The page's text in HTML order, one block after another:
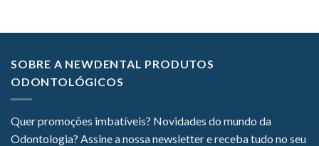
SOBRE A NEWDENTAL PRODUTOS
ODONTOLÓGICOS
Quer promoções imbatíveis? Novidades do mundo da
Odontologia? Assine a nossa newsletter e receba tudo no seu